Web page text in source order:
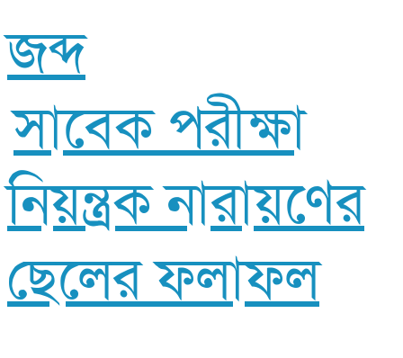
জব্দ
সাবেক পরীক্ষা
নিয়ন্ত্রক নারায়ণের
ছেলের ফলাফল